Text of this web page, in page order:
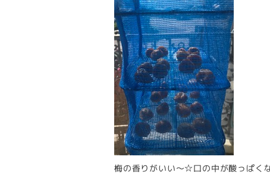
梅の香りがいい～☆口の中が酸っぱく